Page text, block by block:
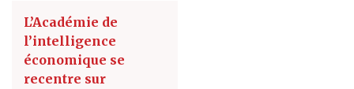
L’Académie de
l’intelligence
économique se
recentre sur